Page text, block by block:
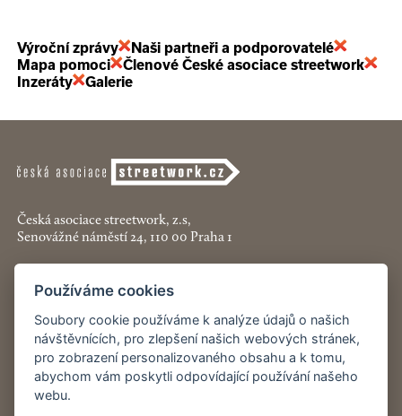
Výroční zprávy
Naši partneři a podporovatelé
Mapa pomoci
Členové České asociace streetwork
Inzeráty
Galerie
Česká asociace streetwork, z.s,
Senovážné náměstí 24, 110 00 Praha 1
+420 774 913 777
asociace@streetwork.cz
Nastavení cookies
Restartshop.cz
Používáme cookies
Soubory cookie používáme k analýze údajů o našich
návštěvnících, pro zlepšení našich webových stránek,
pro zobrazení personalizovaného obsahu a k tomu,
abychom vám poskytli odpovídající používání našeho
webu.